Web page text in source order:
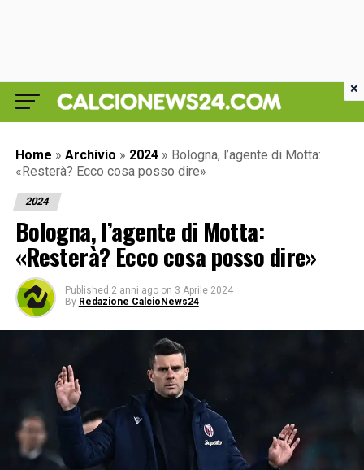
Home » Archivio » 2024 » Bologna, l’agente di Motta:
«Resterà? Ecco cosa posso dire»
2024
Bologna, l’agente di Motta:
«Resterà? Ecco cosa posso dire»
Published 2 anni ago on 3 Aprile 2024
By Redazione CalcioNews24
×